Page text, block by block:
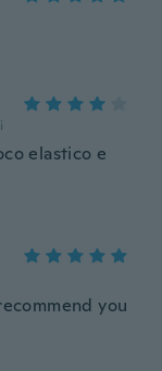
elastico e
you